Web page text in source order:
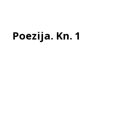
Poezija. Kn. 1